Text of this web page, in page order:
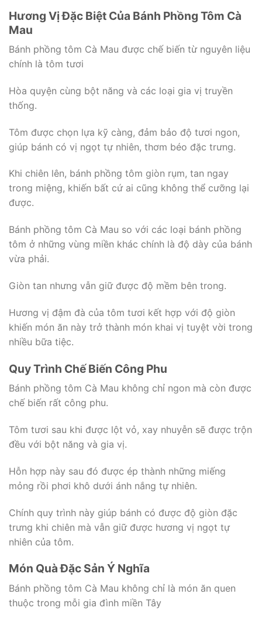
Hương Vị Đặc Biệt Của Bánh Phồng Tôm Cà
Mau
Bánh phồng tôm Cà Mau được chế biến từ nguyên liệu
chính là tôm tươi
Hòa quyện cùng bột năng và các loại gia vị truyền
thống.
Tôm được chọn lựa kỹ càng, đảm bảo độ tươi ngon,
giúp bánh có vị ngọt tự nhiên, thơm béo đặc trưng.
Khi chiên lên, bánh phồng tôm giòn rụm, tan ngay
trong miệng, khiến bất cứ ai cũng không thể cưỡng lại
được.
Bánh phồng tôm Cà Mau so với các loại bánh phồng
tôm ở những vùng miền khác chính là độ dày của bánh
vừa phải.
Giòn tan nhưng vẫn giữ được độ mềm bên trong.
Hương vị đậm đà của tôm tươi kết hợp với độ giòn
khiến món ăn này trở thành món khai vị tuyệt vời trong
nhiều bữa tiệc.
Quy Trình Chế Biến Công Phu
Bánh phồng tôm Cà Mau không chỉ ngon mà còn được
chế biến rất công phu.
Tôm tươi sau khi được lột vỏ, xay nhuyễn sẽ được trộn
đều với bột năng và gia vị.
Hỗn hợp này sau đó được ép thành những miếng
mỏng rồi phơi khô dưới ánh nắng tự nhiên.
Chính quy trình này giúp bánh có được độ giòn đặc
trưng khi chiên mà vẫn giữ được hương vị ngọt tự
nhiên của tôm.
Món Quà Đặc Sản Ý Nghĩa
Bánh phồng tôm Cà Mau không chỉ là món ăn quen
thuộc trong mỗi gia đình miền Tây